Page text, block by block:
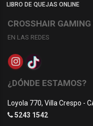
LIBRO DE QUEJAS ONLINE
CROSSHAIR
EN LAS REDES
¿DÓNDE ESTAMOS?
Loyola 770, Villa Crespo -
5243 1542